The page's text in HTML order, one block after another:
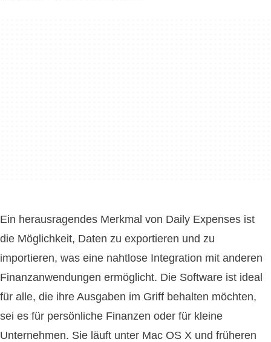
Ein herausragendes Merkmal von Daily Expenses ist
die Möglichkeit, Daten zu exportieren und zu
importieren, was eine nahtlose Integration mit anderen
Finanzanwendungen ermöglicht. Die Software ist ideal
für alle, die ihre Ausgaben im Griff behalten möchten,
sei es für persönliche Finanzen oder für kleine
Unternehmen. Sie läuft unter Mac OS X und früheren